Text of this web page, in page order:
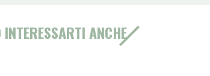
ANCHE